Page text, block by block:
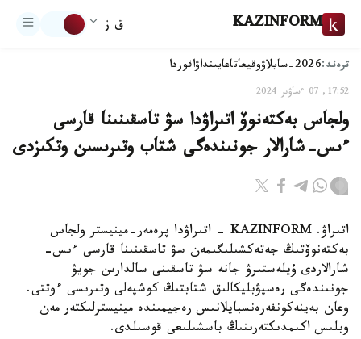
KAZINFORM ق ز
ترەند:2026-سايلاۋ وقيعاتاعايىنداۋاقوردا
17:52, 07 ءساۋىر 2024
ولجاس بەكتەنوۆ اتىراۋدا سۋ تاسقىنىنا قارسى
ءىس-شارالار جونىندەگى شتاب وتىرىسىن وتكىزدى
اتىراۋ. KAZINFORM - اتىراۋدا پرەمەر-مينيستر ولجاس
بەكتەنوۆتىڭ جەتەكشىلىگىمەن سۋ تاسقىنىنا قارسى ءىس-
شارالاردى ۇيلەستىرۋ جانە سۋ تاسقىنى سالدارىن جويۋ
جونىندەگى رەسپۋبليكالىق شتابتىڭ كوشپەلى وتىرىسى ءوتتى.
وعان بەينەكونفەرەنسبايلانىس رەجيمىندە مينيسترلىكتەر مەن
وبلىس اكىمدىكتەرىنىڭ باسشىلىعى قوسىلدى.